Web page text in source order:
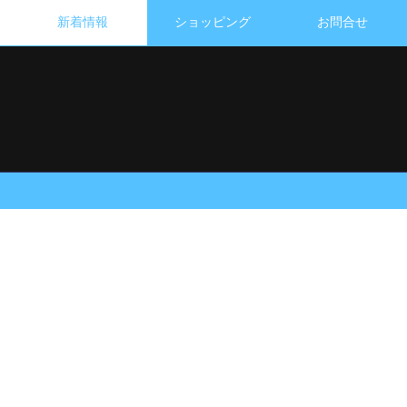
新着情報 ショッピング お問合せ